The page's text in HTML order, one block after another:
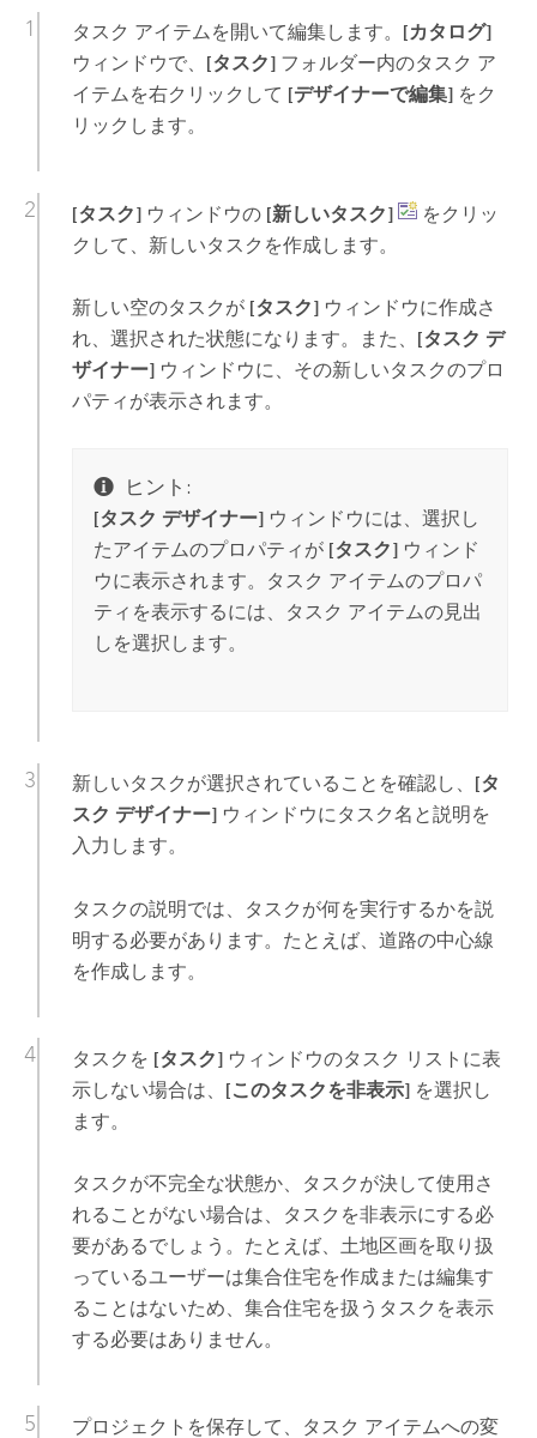
タスク アイテムを開いて編集します。 [カタログ]
ウィンドウで、 [タスク]フォルダー内のタスク ア
イテムを右クリックして [デザイナーで編集]をク
リックします。
[タスク]ウィンドウの [新しいタスク]
をクリッ
クして、新しいタスクを作成します。
新しい空のタスクが [タスク]ウィンドウに作成さ
れ、選択された状態になります。また、 [タスク デ
ザイナー]ウィンドウに、その新しいタスクのプロ
パティが表示されます。
ヒント:
[タスク デザイナー]ウィンドウには、選択し
たアイテムのプロパティが [タスク]ウィンド
ウに表示されます。タスク アイテムのプロパ
ティを表示するには、タスク アイテムの見出
しを選択します。
新しいタスクが選択されていることを確認し、 [タ
スク デザイナー]ウィンドウにタスク名と説明を
入力します。
タスクの説明では、タスクが何を実行するかを説
明する必要があります。たとえば、 道路の中心線
を作成します。
タスクを [タスク]ウィンドウのタスク リストに表
示しない場合は、 [このタスクを非表示]を選択し
ます。
タスクが不完全な状態か、タスクが決して使用さ
れることがない場合は、タスクを非表示にする必
要があるでしょう。たとえば、土地区画を取り扱
っているユーザーは集合住宅を作成または編集す
ることはないため、集合住宅を扱うタスクを表示
する必要はありません。
プロジェクトを保存して、タスク アイテムへの変